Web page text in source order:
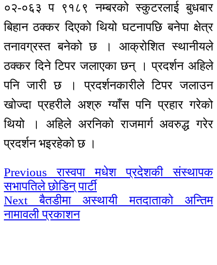
०२-०६३ प ९१८९ नम्बरको स्कुटरलाई बुधबार
बिहान ठक्कर दिएको थियो घटनापछि बनेपा क्षेत्र
तनावग्रस्त बनेको छ । आक्रोशित स्थानीयले
ठक्कर दिने टिपर जलाएका छन् । प्रदर्शन अहिले
पनि जारी छ । प्रदर्शनकारीले टिपर जलाउन
खोज्दा प्रहरीले अश्रु ग्याँस पनि प्रहार गरेको
थियो । अहिले अरनिको राजमार्ग अवरुद्ध गरेर
प्रदर्शन भइरहेको छ ।
Continue
Reading
Previous रास्वपा मधेश प्रदेशकी संस्थापक
सभापतिले छोडिन् पार्टी
Next बैतडीमा अस्थायी मतदाताको अन्तिम
नामावली प्रकाशन